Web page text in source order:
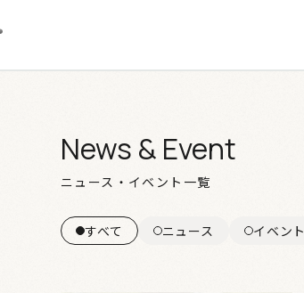
News & Event
ニュース・イベント一覧
すべて ニュース イベント